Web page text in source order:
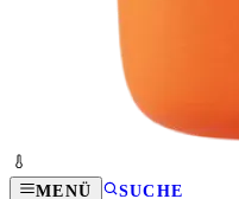
MENÜ SUCHE